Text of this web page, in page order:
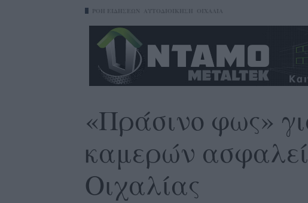
«Πράσινο φως»
καμερών
Οιχαλίας